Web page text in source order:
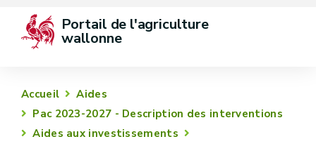
Portail de l'agriculture
wallonne
Accueil
Aides
Pac 2023-2027 - Description des interventions
Aides aux investissements